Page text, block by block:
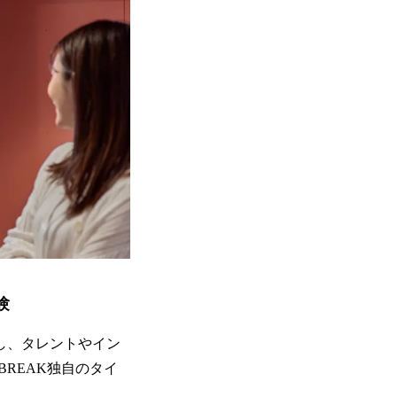
、タレントやイン
独自のタイ